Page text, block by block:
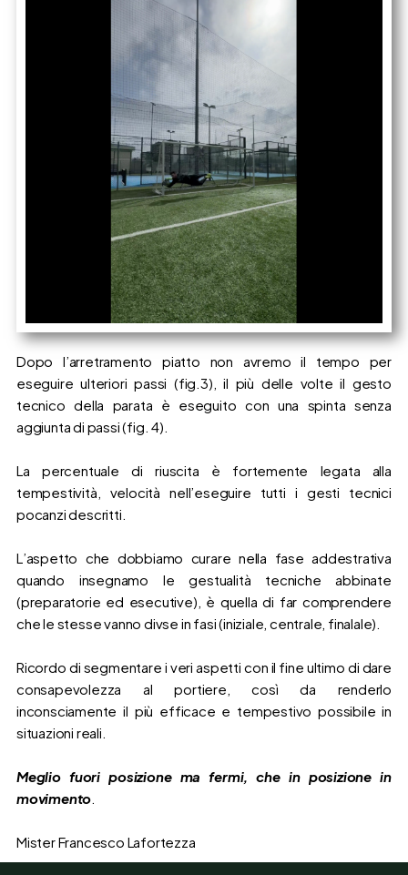
Dopo l’arretramento piatto non avremo il tempo per
eseguire ulteriori passi (fig.3), il più delle volte il gesto
tecnico della parata è eseguito con una spinta senza
aggiunta di passi (fig. 4).
La percentuale di riuscita è fortemente legata alla
tempestività, velocità nell’eseguire tutti i gesti tecnici
pocanzi descritti.
L’aspetto che dobbiamo curare nella fase addestrativa
quando insegnamo le gestualità tecniche abbinate
(preparatorie ed esecutive), è quella di far comprendere
che le stesse vanno divse in fasi (iniziale, centrale, finalale).
Ricordo di segmentare i veri aspetti con il fine ultimo di dare
consapevolezza al portiere, così da renderlo
inconsciamente il più efficace e tempestivo possibile in
situazioni reali.
Meglio fuori posizione ma fermi, che in posizione in
movimento.
Mister Francesco Lafortezza